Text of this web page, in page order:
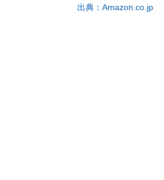
出典：Amazon.co.jp